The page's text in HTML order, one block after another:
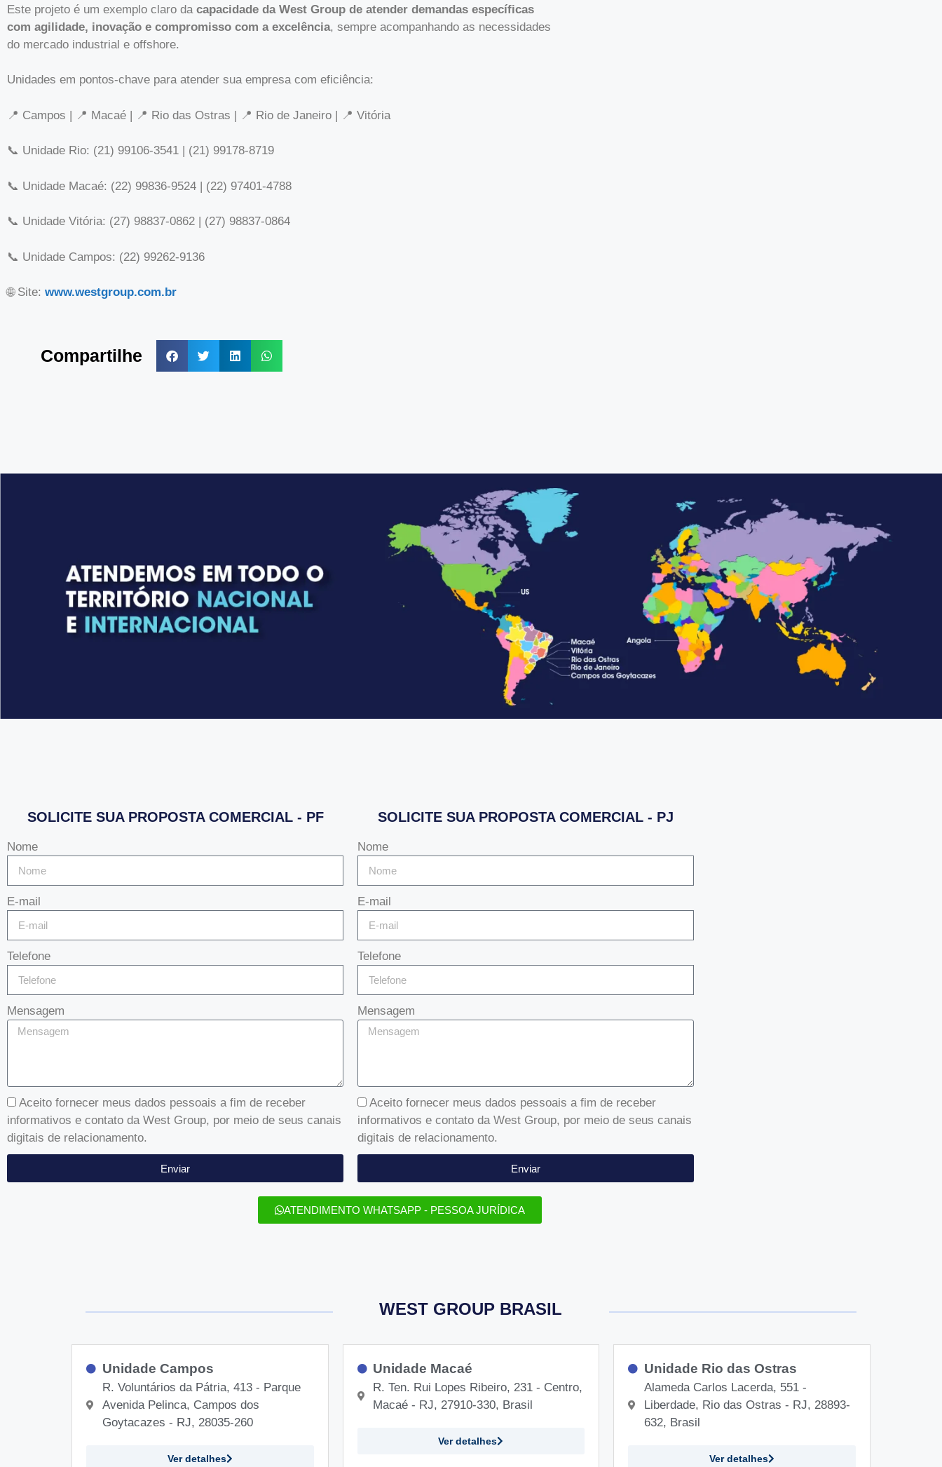
Este projeto é um exemplo claro da capacidade da West Group de atender demandas específicas
com agilidade, inovação e compromisso com a excelência, sempre acompanhando as necessidades
do mercado industrial e offshore.
Unidades em pontos-chave para atender sua empresa com eficiência:
📍 Campos | 📍 Macaé | 📍 Rio das Ostras | 📍 Rio de Janeiro | 📍 Vitória
📞 Unidade Rio: (21) 99106-3541 | (21) 99178-8719
📞 Unidade Macaé: (22) 99836-9524 | (22) 97401-4788
📞 Unidade Vitória: (27) 98837-0862 | (27) 98837-0864
📞 Unidade Campos: (22) 99262-9136
🌐 Site: www.westgroup.com.br
Compartilhe
SOLICITE SUA PROPOSTA COMERCIAL - PF
Nome
E-mail
Telefone
Mensagem
Aceito fornecer meus dados pessoais a fim de receber
informativos e contato da West Group, por meio de seus canais
digitais de relacionamento.
Enviar
SOLICITE SUA PROPOSTA COMERCIAL - PJ
Nome
E-mail
Telefone
Mensagem
Aceito fornecer meus dados pessoais a fim de receber
informativos e contato da West Group, por meio de seus canais
digitais de relacionamento.
Enviar
ATENDIMENTO WHATSAPP - PESSOA JURÍDICA
WEST GROUP BRASIL
Unidade Campos
R. Voluntários da Pátria, 413 - Parque
Avenida Pelinca, Campos dos
Goytacazes - RJ, 28035-260
Ver detalhes
Unidade Macaé
R. Ten. Rui Lopes Ribeiro, 231 - Centro,
Macaé - RJ, 27910-330, Brasil
Ver detalhes
Unidade Rio das Ostras
Alameda Carlos Lacerda, 551 -
Liberdade, Rio das Ostras - RJ, 28893-
632, Brasil
Ver detalhes